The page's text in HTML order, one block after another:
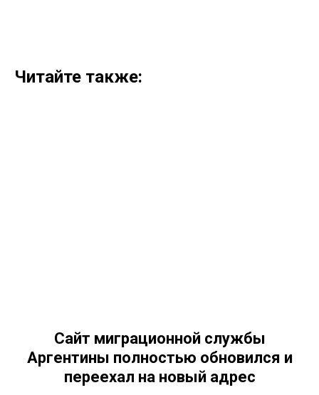
Читайте также:
Сайт миграционной службы
Аргентины полностью обновился и
переехал на новый адрес